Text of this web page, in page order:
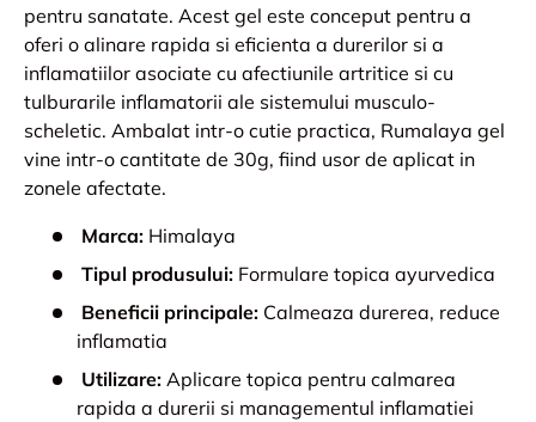
pentru sanatate. Acest gel este conceput pentru a
oferi o alinare rapida si eficienta a durerilor si a
inflamatiilor asociate cu afectiunile artritice si cu
tulburarile inflamatorii ale sistemului musculo-
scheletic. Ambalat intr-o cutie practica, Rumalaya gel
vine intr-o cantitate de 30g, fiind usor de aplicat in
zonele afectate.
Marca: Himalaya
Tipul produsului: Formulare topica ayurvedica
Beneficii principale: Calmeaza durerea, reduce
inflamatia
Utilizare: Aplicare topica pentru calmarea
rapida a durerii si managementul inflamatiei